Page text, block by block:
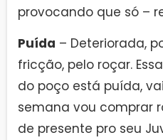
provocando que só –
Puída – Deteriorada,
fricção, pelo roçar.
do poço está puída,
semana vou comprar
de presente pro seu